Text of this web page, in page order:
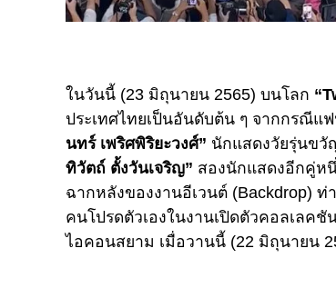
ในวันนี้ (23 มิถุนายน 2565) บนโลก
ประเทศไทยเป็นอันดับต้น ๆ จากกรณีแ
นทร์ เพริศพิริยะวงศ์” นักแสดงวัยรุ่นขวั
ทิวัตถ์ ตั้งวันเจริญ” สองนักแสดงอีกคู่ห
ฉากหลังของงานอีเวนต์ (Backdrop)
คนโปรดตัวเองในงานเปิดตัวคอลเลคชั
ไอคอนสยาม เมื่อวานนี้ (22 มิถุนายน